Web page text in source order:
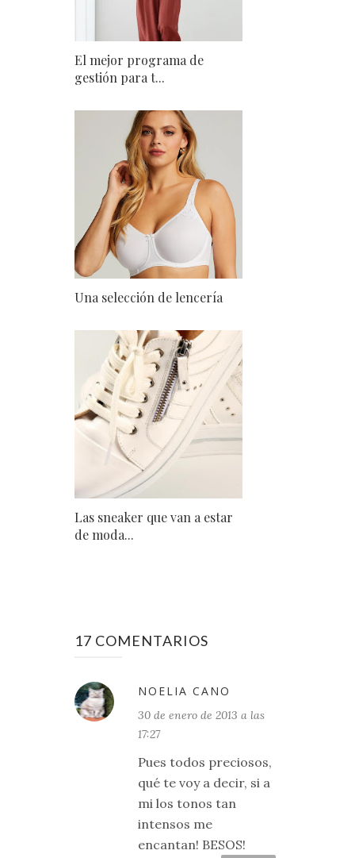
El mejor programa de
gestión para t...
Una selección de lencería
Las sneaker que van a estar
de moda...
17 COMENTARIOS
NOELIA CANO
30 de enero de 2013 a las
17:27
Pues todos preciosos,
qué te voy a decir, si a
mi los tonos tan
intensos me
encantan! BESOS!